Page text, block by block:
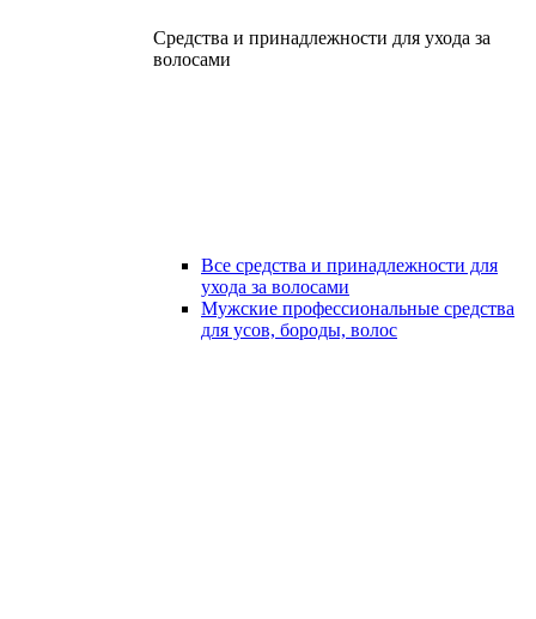
Средства и принадлежности для ухода за
волосами
Все средства и принадлежности для
ухода за волосами
Мужские профессиональные средства
для усов, бороды, волос